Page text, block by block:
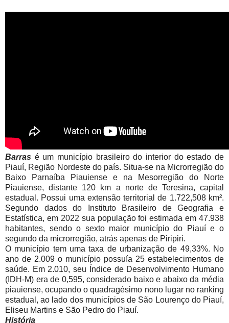
Barras é um município brasileiro do interior do estado de
Piauí, Região Nordeste do país. Situa-se na Microrregião do
Baixo Parnaíba Piauiense e na Mesorregião do Norte
Piauiense, distante 120 km a norte de Teresina, capital
estadual. Possui uma extensão territorial de 1.722,508 km².
Segundo dados do Instituto Brasileiro de Geografia e
Estatística, em 2022 sua população foi estimada em 47.938
habitantes, sendo o sexto maior município do Piauí e o
segundo da microrregião, atrás apenas de Piripiri.
O município tem uma taxa de urbanização de 49,33%. No
ano de 2.009 o município possuía 25 estabelecimentos de
saúde. Em 2.010, seu Índice de Desenvolvimento Humano
(IDH-M) era de 0,595, considerado baixo e abaixo da média
piauiense, ocupando o quadragésimo nono lugar no ranking
estadual, ao lado dos municípios de São Lourenço do Piauí,
Eliseu Martins e São Pedro do Piauí.
História